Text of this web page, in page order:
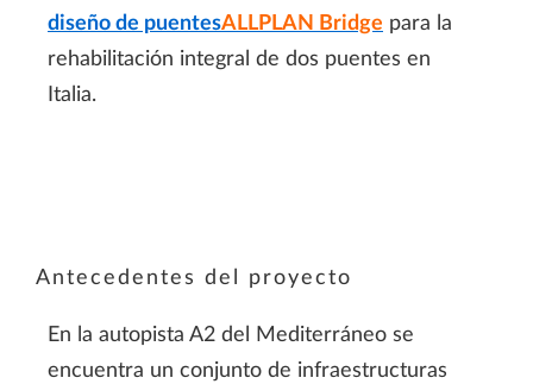
diseño de puentesALLPLAN Bridge para la
rehabilitación integral de dos puentes en
Italia.
Antecedentes del proyecto
En la autopista A2 del Mediterráneo se
encuentra un conjunto de infraestructuras